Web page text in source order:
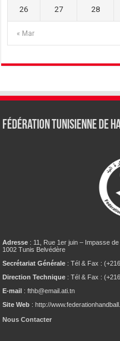
« Mar
26 27 28
Fédération tunisienne de
Adresse : 11, Rue 1er juin – Impasse
1002 Tunis Belvédère
Secrétariat Générale : Tél & Fax :
Direction Technique : Tél & Fax :
E-mail : fthb@email.ati.tn
Site Web : http://
Nous Contacter